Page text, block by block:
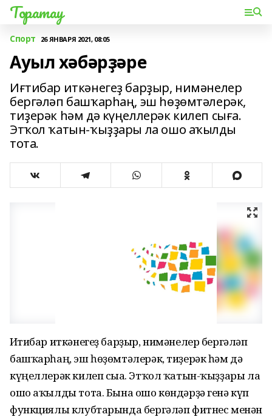
Торатау
Спорт 26 ЯНВАРЯ 2021, 08:05
Ауыл хәбәрҙәре
Иғтибар иткәнегеҙ барҙыр, нимәнелер
бергәләп башҡарһаң, эш һөҙөмтәлерәк,
тиҙерәк һәм дә күңеллерәк килеп сыға.
Этҡол ҡатын-ҡыҙҙары ла ошо аҡылды
тота.
Иғтибар иткәнегеҙ барҙыр, нимәнелер бергәләп
башҡарһаң, эш һөҙөмтәлерәк, тиҙерәк һәм дә
күңеллерәк килеп сыға. Этҡол ҡатын-ҡыҙҙары ла
ошо аҡылды тота. Бына ошо көндәрҙә генә күп
функциялы клубтарында бергәләп фитнес менән